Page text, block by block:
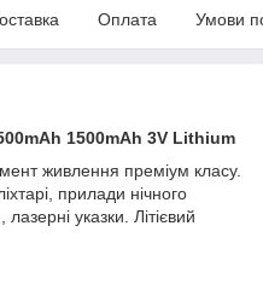
Оплата Умови
1500mAh 3V Lithium
живлення преміум класу.
прилади нічного
указки. Літієвий